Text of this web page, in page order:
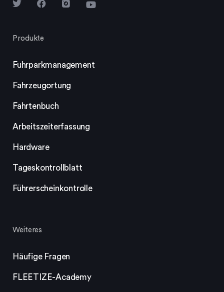
Produkte
Fuhrparkmanagement
Fahrzeugortung
Fahrtenbuch
Arbeitszeiterfassung
Hardware
Tageskontrollblatt
Führerscheinkontrolle
Weiteres
Häufige Fragen
FLEETIZE-Academy